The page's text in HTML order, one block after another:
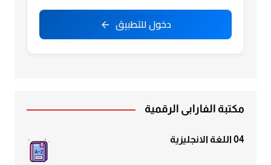
دخول للتطبيق
مكتبة الفارابي الرقمية
04 اللغة الانجليزية